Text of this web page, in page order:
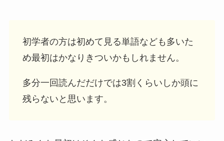
初学者の方は初めて見る単語なども多いた
め最初はかなりきついかもしれません。
多分一回読んだだけでは3割くらいしか頭に
残らないと思います。